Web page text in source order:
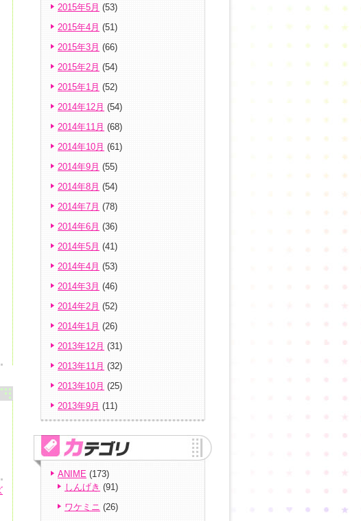
2015年5月 (53)
2015年4月 (51)
2015年3月 (66)
2015年2月 (54)
2015年1月 (52)
2014年12月 (54)
2014年11月 (68)
2014年10月 (61)
2014年9月 (55)
2014年8月 (54)
2014年7月 (78)
2014年6月 (36)
2014年5月 (41)
2014年4月 (53)
2014年3月 (46)
2014年2月 (52)
2014年1月 (26)
2013年12月 (31)
2013年11月 (32)
2013年10月 (25)
2013年9月 (11)
ANIME (173)
しんげき (91)
ワケミニ (26)